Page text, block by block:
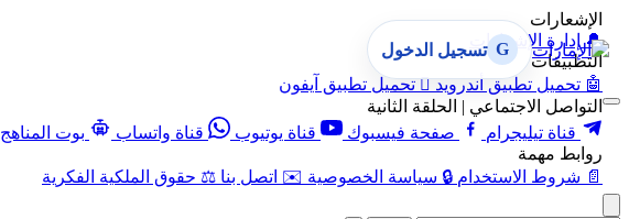
الإشعارات
🔔 إدارة الإشعارات
التطبيقات
🤖 تحميل تطبيق أندرويد  تحميل تطبيق آيفون
التواصل الاجتماعي | الحلقة الثانية
قناة تيليجرام
صفحة فيسبوك قناة يوتيوب قناة واتساب
بوت المناهج
روابط مهمة
📄 شروط الاستخدام 🔒 سياسة الخصوصية ✉️ اتصل بنا ⚖️ حقوق الملكية الفكرية
G تسجيل الدخول